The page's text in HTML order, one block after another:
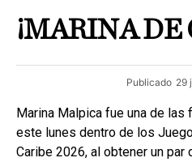
¡MARINA DE
Publicado 29
Marina Malpica fue una de las
este lunes dentro de los
Caribe 2026, al obtener un